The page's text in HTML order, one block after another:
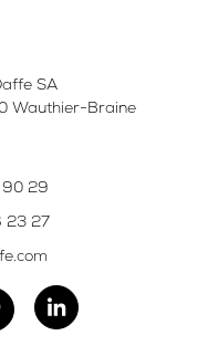
SA
Wauthier-Braine
29
23 27